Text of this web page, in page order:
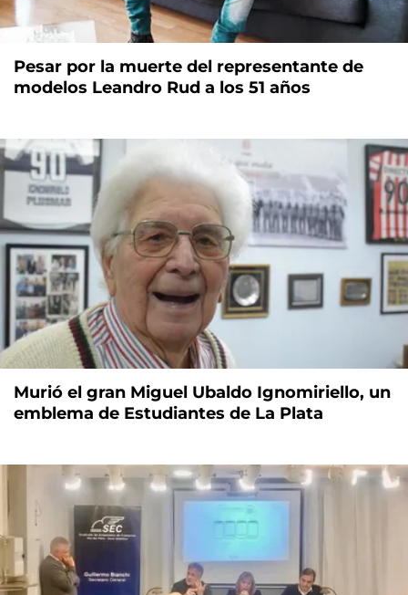
Pesar por la muerte del representante de
modelos Leandro Rud a los 51 años
Murió el gran Miguel Ubaldo Ignomiriello, un
emblema de Estudiantes de La Plata